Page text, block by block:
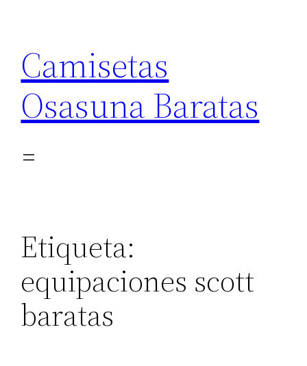
contenido
Camisetas
Osasuna Baratas
Etiqueta:
equipaciones scott
baratas